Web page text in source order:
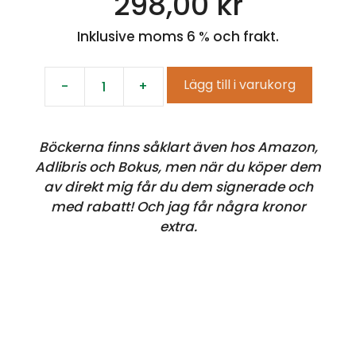
Inklusive moms 6 % och frakt.
-
Bokpaket
helt
enkelt
och
Mer
Excel
+ Lägg till i varukorg
Böckerna finns såklart även hos Amazon,
Adlibris och Bokus, men när du köper dem
av direkt mig får du dem signerade och
med rabatt! Och jag får några kronor
extra.